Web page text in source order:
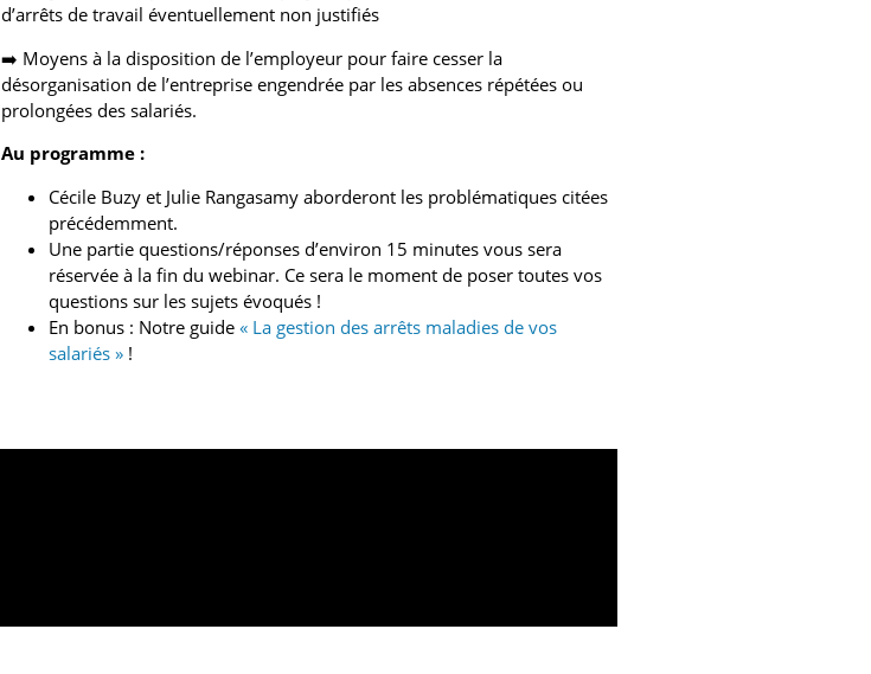
d’arrêts de travail éventuellement non justifiés
➡️ Moyens à la disposition de l’employeur pour faire cesser la
désorganisation de l’entreprise engendrée par les absences répétées ou
prolongées des salariés.
Au programme :
Cécile Buzy et Julie Rangasamy aborderont les problématiques citées
précédemment.
Une partie questions/réponses d’environ 15 minutes vous sera
réservée à la fin du webinar. Ce sera le moment de poser toutes vos
questions sur les sujets évoqués !
En bonus : Notre guide « La gestion des arrêts maladies de vos
salariés » !